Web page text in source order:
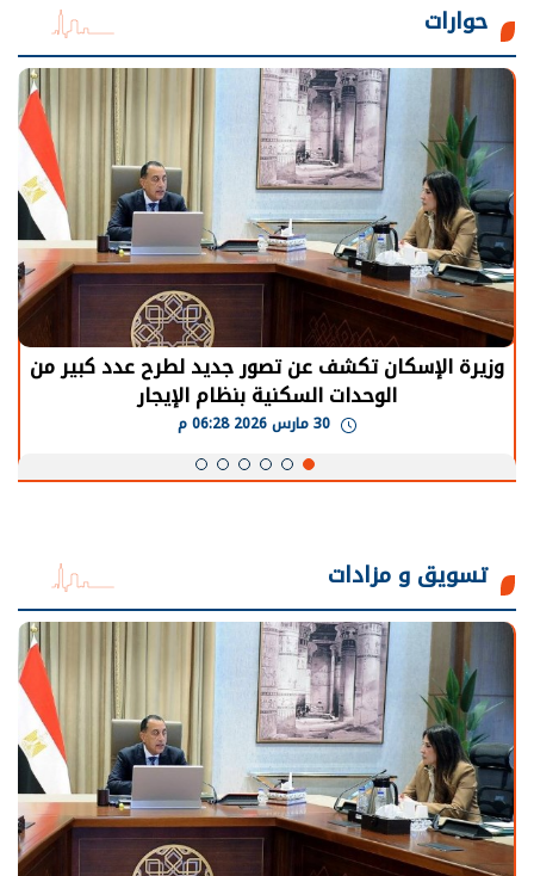
حوارات
الرئيس السيسي: توقف الأنشطة في قطاع الطاقة
يحتاج إلى سنوات لعودة معدلات الإنتاج الطبيعية
تسويق و مزادات